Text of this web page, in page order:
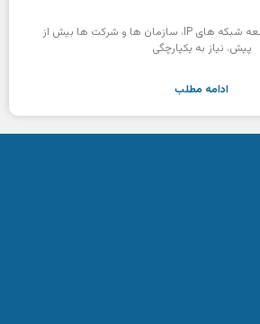
در دنیای امروز و با توسعه شبکه های IP، سازمان ها و شرکت ها بیش از
پیش، نیاز به یکپارچگی
ادامه مطلب